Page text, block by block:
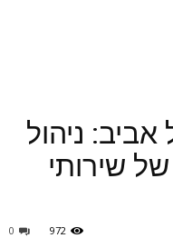
ניהול
שירותי
0 972